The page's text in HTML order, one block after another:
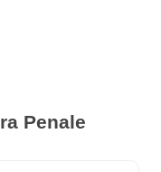
Penale